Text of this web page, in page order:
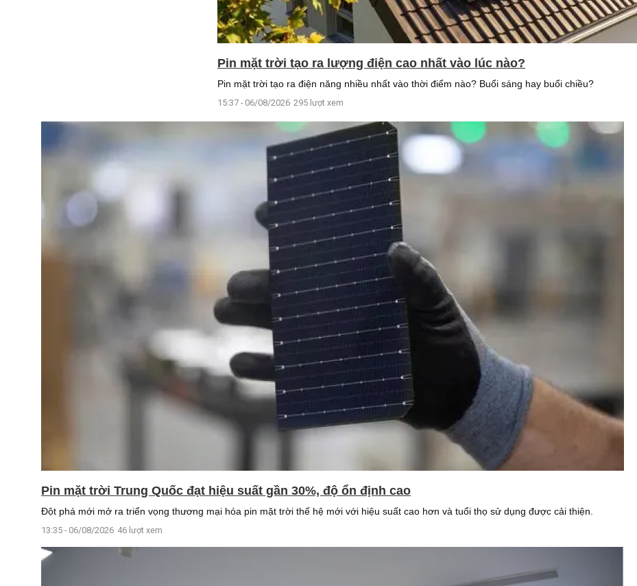
Pin mặt trời tạo ra lượng điện cao nhất vào lúc nào?
Pin mặt trời tạo ra điện năng nhiều nhất vào thời điểm nào? Buổi sáng hay buổi chiều?
15:37 - 06/08/2026 295 lượt xem
Pin mặt trời Trung Quốc đạt hiệu suất gần 30%, độ ổn định cao
Đột phá mới mở ra triển vọng thương mại hóa pin mặt trời thế hệ mới với hiệu suất cao hơn và tuổi thọ sử dụng được cải thiện.
13:35 - 06/08/2026 46 lượt xem